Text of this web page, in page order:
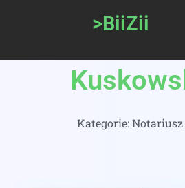
>BiiZii
Kategorie: